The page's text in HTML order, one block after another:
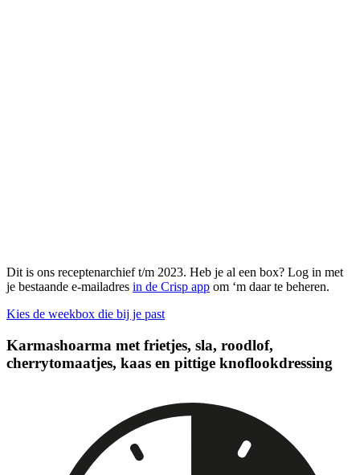
Dit is ons receptenarchief t/m 2023. Heb je al een box? Log in met
je bestaande e-mailadres in de Crisp app om ‘m daar te beheren.
Kies de weekbox die bij je past
Karmashoarma met frietjes, sla, roodlof,
cherrytomaatjes, kaas en pittige knoflookdressing